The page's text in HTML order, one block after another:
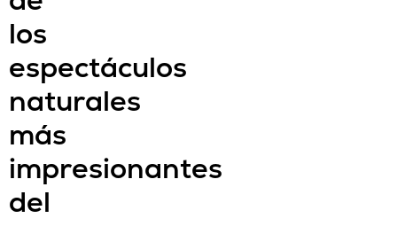
los
espectáculos
naturales
más
impresionantes
del